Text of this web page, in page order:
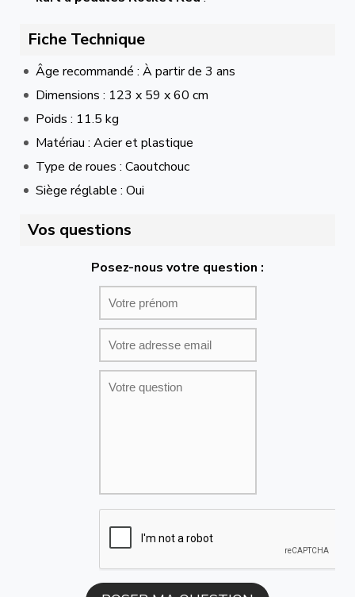
Fiche Technique
Âge recommandé : À partir de 3 ans
Dimensions : 123 x 59 x 60 cm
Poids : 11.5 kg
Matériau : Acier et plastique
Type de roues : Caoutchouc
Siège réglable : Oui
Vos questions
Posez-nous votre question :